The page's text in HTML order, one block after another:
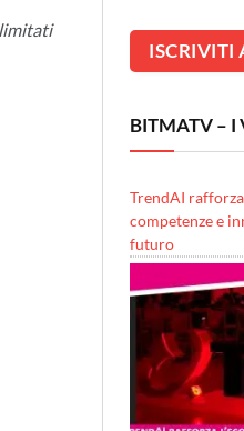
limitati
BITMATV – I
TrendAI
competenze e
futuro